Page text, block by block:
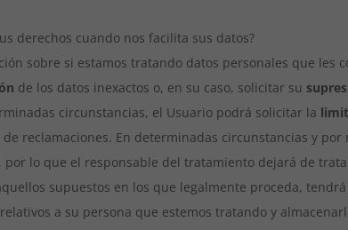
derechos cuando nos facilita sus datos?
sobre si estamos tratando datos personales que les
de los datos inexactos o, en su caso, solicitar su
circunstancias, el Usuario podrá solicitar la
reclamaciones. En determinadas circunstancias y
lo que el responsable del tratamiento dejará de
supuestos en los que legalmente proceda,
a su persona que estemos tratando y